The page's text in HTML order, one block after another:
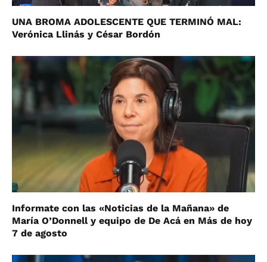
UNA BROMA ADOLESCENTE QUE TERMINÓ MAL:
Verónica Llinás y César Bordón
Informate con las «Noticias de la Mañana» de
María O’Donnell y equipo de De Acá en Más de hoy
7 de agosto